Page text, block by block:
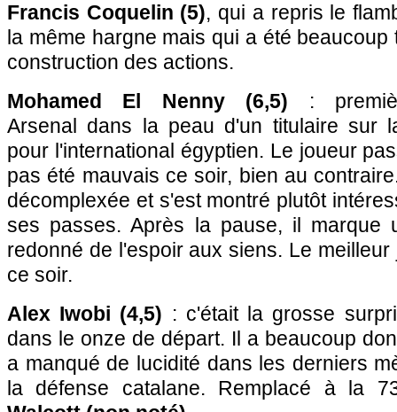
Francis Coquelin (5), qui a repris le
la même hargne mais qui a été
construction des actions.
Mohamed El Nenny (6,5) :
Arsenal dans la peau d'un titulaire sur
pour l'international égyptien. Le joueur
pas été mauvais ce soir, bien au
décomplexée et s'est montré plutôt
ses passes. Après la pause, il
redonné de l'espoir aux siens. Le
ce soir.
Alex Iwobi (4,5) : c'était la grosse
dans le onze de départ. Il a beaucoup
a manqué de lucidité dans les derniers
la défense catalane. Remplacé à la